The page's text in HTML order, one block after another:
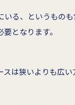
いる、というもの
要となります。
スは狭いよりも広